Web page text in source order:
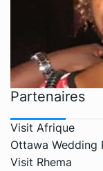
Partenaires
Visit Afrique
Ottawa Wedding
Visit Rhema